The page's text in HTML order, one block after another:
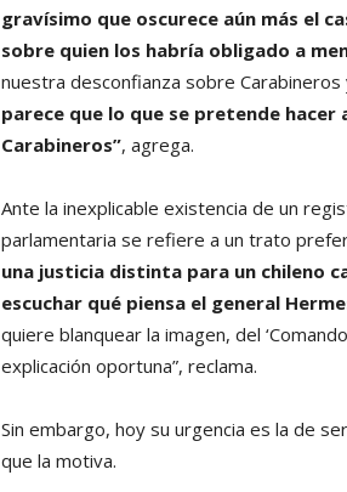
gravísimo que oscurece aún más el
sobre quien los habría obligado a
nuestra desconfianza sobre
parece que lo que se pretende hacer
Carabineros”, agrega.
Ante la inexplicable existencia de un
parlamentaria se refiere a un trato
una justicia distinta para un chileno
escuchar qué piensa el general
quiere blanquear la imagen, del
explicación oportuna”, reclama.
Sin embargo, hoy su urgencia es la de
que la motiva.